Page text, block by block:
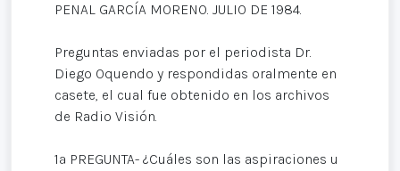
PENAL GARCÍA MORENO. JULIO DE 1984.
Preguntas enviadas por el periodista Dr.
Diego Oquendo y respondidas oralmente en
casete, el cual fue obtenido en los archivos
de Radio Visión.
1ª PREGUNTA- ¿Cuáles son las aspiraciones u